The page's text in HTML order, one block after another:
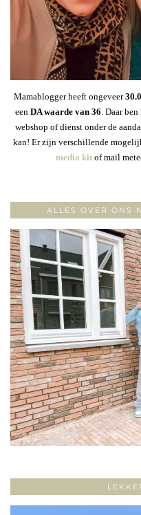
Mamablogger heeft ongeveer30
een DA waarde van 36. Daar
webshop of dienst onder de
kan! Er zijn verschillende
media kitof mail
ALLES OVER ONS